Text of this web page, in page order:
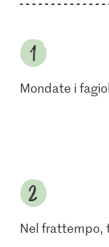
Mondate i
Nel frattempo,